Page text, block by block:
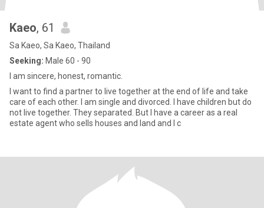
Kaeo, 61
Sa Kaeo, Sa Kaeo, Thailand
Seeking: Male 60 - 90
I am sincere, honest, romantic.
I want to find a partner to live together at the end of life and take
care of each other. I am single and divorced. I have children but do
not live together. They separated. But I have a career as a real
estate agent who sells houses and land and I c